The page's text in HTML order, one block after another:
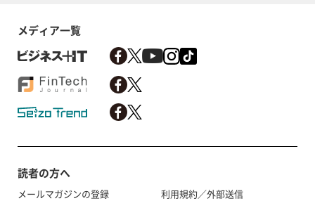
メディア一覧
読者の方へ
メールマガジンの登録
利用規約／外部送信